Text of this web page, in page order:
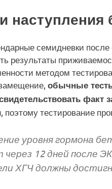
наступления
семидневки
результаты
методом
обычные
факт
, поэтому тестирование
уровня гормона
через 12 дней после
ХГЧ должны